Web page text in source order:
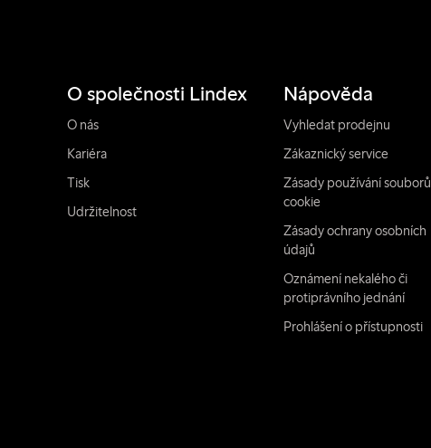
O společnosti Lindex
O nás
Kariéra
Tisk
Udržitelnost
Nápověda
Vyhledat prodejnu
Zákaznický service
Zásady používání souborů
cookie
Zásady ochrany osobních
údajů
Oznámení nekalého či
protiprávního jednání
Prohlášení o přístupnosti